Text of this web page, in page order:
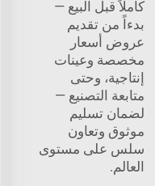
كاملاً قبل البيع —
بدءاً من تقديم
عروض أسعار
مخصصة وعينات
إنتاجية، وحتى
متابعة التصنيع —
لضمان تسليم
موثوق وتعاون
سلس على مستوى
العالم.